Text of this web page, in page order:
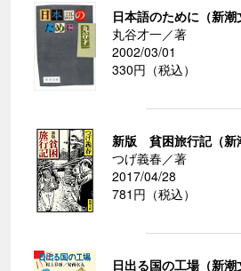
日本語のために（新潮
丸谷才一／著
2002/03/01
330円（税込）
新版 貧困旅行記（新
つげ義春／著
2017/04/28
781円（税込）
日出る国の工場（新潮